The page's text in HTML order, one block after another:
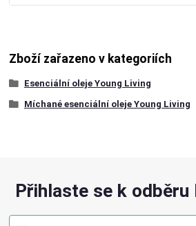
Zboží zařazeno v kategoriích
Esenciální oleje Young Living
Míchané esenciální oleje Young Living
Přihlaste se k